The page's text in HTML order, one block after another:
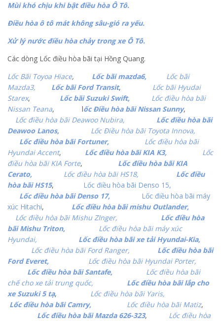
Mùi khó chịu khi bật điều hòa Ô Tô.
Điều hòa ô tô mát không sâu-gió ra yếu.
Xử lý nước điều hòa chảy trong xe Ô Tô.
Các dòng Lốc điều hòa bãi tại Hồng Quang.
Lốc Bãi Toyoa Hiace, Lốc bãi mazda6,
Lốc bãi
Mazda3,
Lốc bãi Ford Transit, Lốc bãi Hyudai
Starex, Lốc bãi Suzuki Swift,
Lốc điều hòa bãi
Nissan Teana, lốc Điều hòa bãi Nissan Sunny,
Lốc điều hòa bãi Deawoo Nubira,
Lốc điều hòa bãi
Deawoo Lanos,
Lốc Điều hòa bãi Toyota Innova,
Lốc điều hòa bãi Fortuner,
Lốc điều hòa bãi
Hyundai Accent, Lốc điều hòa bãi KIA K3,
Lốc
điều hòa bãi KIA Forte, Lốc điều hòa bãi KIA
Cerato,
Lốc điều hòa bãi HS18,
Lốc điều
hòa bãi HS15, Lốc điều hòa bãi Denso 15,
Lốc điều hòa bãi Denso 17,
Lốc điều hòa bãi máy
xúc Hitachi,
Lốc điều hòa bãi mishu Outlander,
Lốc điều hòa bãi Mishu ZInger,
Lốc điều hòa
bãi Mishu Triton,
Lốc điều hòa bãi máy xúc
Hyundai,
Lốc điều hòa bãi xe tải Hyundai-Kia,
Lốc điều hòa bãi Ford Ranger,
Lốc điều hòa bãi
Ford Everet,
Lốc điều hòa bãi Hyundai Porter,
Lốc điều hòa bãi Santafe,
Lốc điều hòa bãi
chế cho xe tải trung quốc,
Lốc điều hòa bãi lắp cho
xe Suzuki 5 tạ, Lốc điều hòa bãi Yaris,
Lốc điều hòa bãi Camry,
Lốc điều hòa bãi Matiz,
Lốc điều hòa bãi Mazda 626-323, Lốc điều hòa